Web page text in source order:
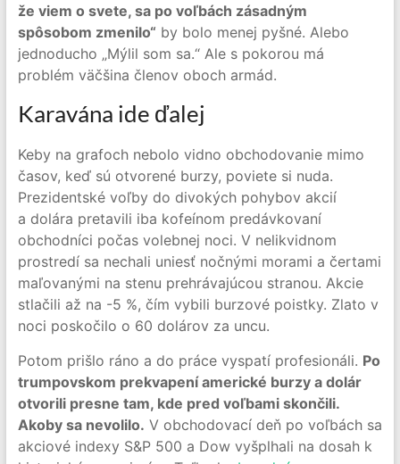
že viem o svete, sa po voľbách zásadným
spôsobom zmenilo“ by bolo menej pyšné. Alebo
jednoducho „Mýlil som sa.“ Ale s pokorou má
problém väčšina členov oboch armád.
Karavána ide ďalej
Keby na grafoch nebolo vidno obchodovanie mimo
časov, keď sú otvorené burzy, poviete si nuda.
Prezidentské voľby do divokých pohybov akcií
a dolára pretavili iba kofeínom predávkovaní
obchodníci počas volebnej noci. V nelikvidnom
prostredí sa nechali uniesť nočnými morami a čertami
maľovanými na stenu prehrávajúcou stranou. Akcie
stlačili až na -5 %, čím vybili burzové poistky. Zlato v
noci poskočilo o 60 dolárov za uncu.
Potom prišlo ráno a do práce vyspatí profesionáli. Po
trumpovskom prekvapení americké burzy a dolár
otvorili presne tam, kde pred voľbami skončili.
Akoby sa nevolilo. V obchodovací deň po voľbách sa
akciové indexy S&P 500 a Dow vyšplhali na dosah k